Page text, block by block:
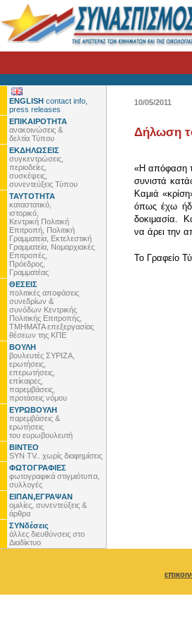
ENGLISH contact info,
press releases
ΕΠΙΚΑΙΡΟΤΗΤΑ
ανακοινώσεις &
δελτία Τύπου
ΕΚΔΗΛΩΣΕΙΣ
συγκεντρώσεις,
περιοδείες,
συσκέψεις,
συνεντεύξεις Τύπου
ΤΑΥΤΟΤΗΤΑ
καταστατικό,
ιστορικό,
Κεντρική Πολιτική
Επιτροπή, Πολιτική
Γραμματεία, Εκτελεστική
Γραμματεία, Νομαρχιακές
Επιτροπές,
Πρόεδρος,
Γραμματέας
ΘΕΣΕΙΣ
πολιτικές αποφάσεις
συνεδρίων &
συνόδων Κεντρικής
Πολιτικής Επιτροπής,
ΤΜΗΜΑΤΑ επεξεργασίας
θέσεων της ΚΠΕ
ΒΟΥΛΗ
βουλευτές ΣΥΡΙΖΑ,
ερωτήσεις,
επερωτήσεις,
επίκαιρες,
παρεμβάσεις,
προτάσεις νόμου
ΕΥΡΩΒΟΥΛΗ
παρεμβάσεις &
ερωτήσεις
του ευρωβουλευτή
ΒΙΝΤΕΟ
SYN TV.. χωρίς διαφημίσεις
ΦΩΤΟΓΡΑΦΙΕΣ
φωτογραφικά στιγμιότυπα,
συλλογές
ΕΙΠΑΝ,ΕΓΡΑΨΑΝ
ομιλίες, συνεντεύξεις &
άρθρα
ΣΥΝδέσεις
άλλες διευθύνσεις στο
Διαδίκτυο
10/05/2011
Δήλωση
«Η απόφαση
συνιστά
Καμιά
όπως έχω
δοκιμασία.
να άρει την
To Γραφείο